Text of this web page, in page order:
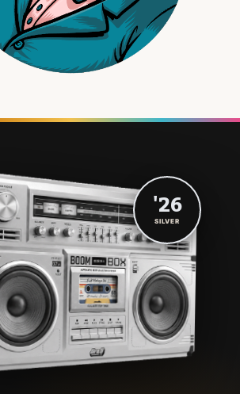
'26
SILVER